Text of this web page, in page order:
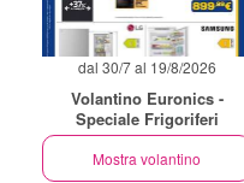
dal 30/7 al 19/8/2026
Volantino Euronics -
Speciale Frigoriferi
Mostra volantino